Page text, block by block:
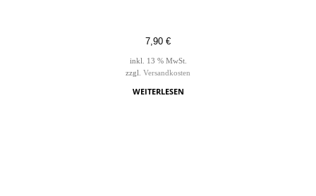
7,90 €
inkl. 13 % MwSt.
zzgl. Versandkosten
WEITERLESEN